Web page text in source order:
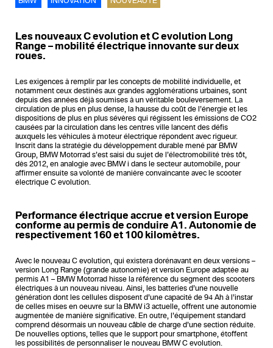
Les nouveaux C evolution et C evolution Long
Range – mobilité électrique innovante sur deux
roues.
Les exigences à remplir par les concepts de mobilité individuelle, et
notamment ceux destinés aux grandes agglomérations urbaines, sont
depuis des années déjà soumises à un véritable bouleversement. La
circulation de plus en plus dense, la hausse du coût de l’énergie et les
dispositions de plus en plus sévères qui régissent les émissions de CO2
causées par la circulation dans les centres ville lancent des défis
auxquels les véhicules à moteur électrique répondent avec rigueur.
Inscrit dans la stratégie du développement durable mené par BMW
Group, BMW Motorrad s’est saisi du sujet de l’électromobilité très tôt,
dès 2012, en analogie avec BMW i dans le secteur automobile, pour
affirmer ensuite sa volonté de manière convaincante avec le scooter
électrique C evolution.
Performance électrique accrue et version Europe
conforme au permis de conduire A1. Autonomie de
respectivement 160 et 100 kilomètres.
Avec le nouveau C evolution, qui existera dorénavant en deux versions –
version Long Range (grande autonomie) et version Europe adaptée au
permis A1 – BMW Motorrad hisse la référence du segment des scooters
électriques à un nouveau niveau. Ainsi, les batteries d’une nouvelle
génération dont les cellules disposent d’une capacité de 94 Ah à l’instar
de celles mises en oeuvre sur la BMW i3 actuelle, offrent une autonomie
augmentée de manière significative. En outre, l’équipement standard
comprend désormais un nouveau câble de charge d’une section réduite.
De nouvelles options, telles que le support pour smartphone, étoffent
les possibilités de personnaliser le nouveau BMW C evolution.